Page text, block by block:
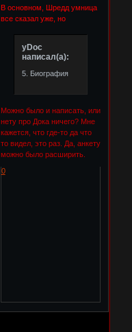
В основном, Шредд умница
все сказал уже, но
yDoc
написал(а):
5. Биография
Можно было и написать, или
нету про Дока ничего? Мне
кажется, что где-то да что
то видел, это раз. Да, анкету
можно было расширить.
0